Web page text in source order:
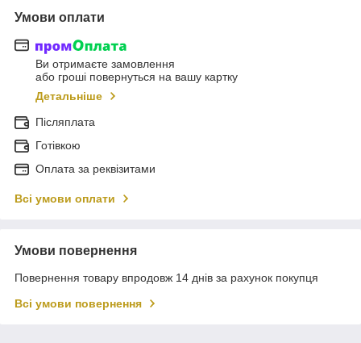
Умови оплати
Ви отримаєте замовлення
або гроші повернуться на вашу картку
Детальніше
Післяплата
Готівкою
Оплата за реквізитами
Всі умови оплати
Умови повернення
Повернення товару впродовж 14 днів за рахунок покупця
Всі умови повернення